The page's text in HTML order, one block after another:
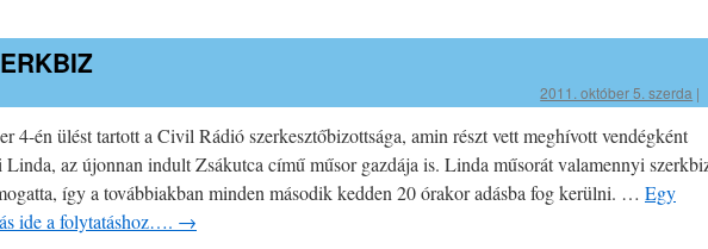
2011. október 5. szerda |
4-én ülést tartott a Civil Rádió szerkesztőbizottsága, amin részt vett meghívott vendégként
Linda, az újonnan indult Zsákutca című műsor gazdája is. Linda műsorát valamennyi
így a továbbiakban minden második kedden 20 órakor adásba fog kerülni. … Egy
ide a folytatáshoz…. →